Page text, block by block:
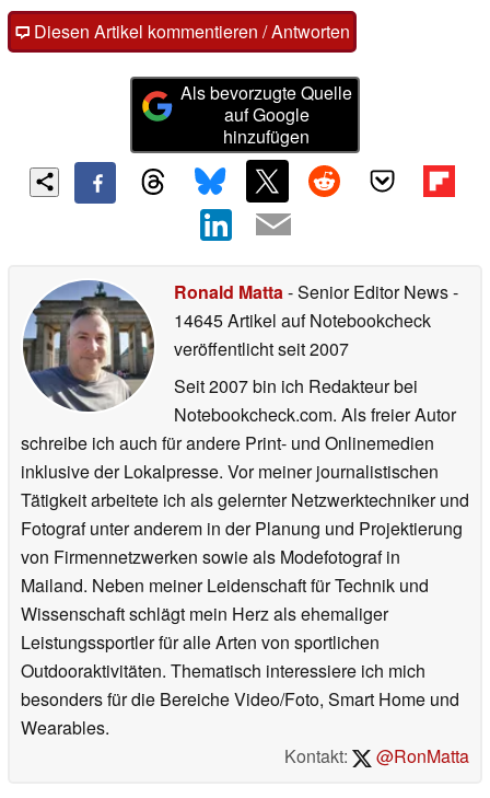
Diesen Artikel kommentieren / Antworten
Als bevorzugte Quelle
auf Google
hinzufügen
Ronald Matta- Senior Editor News-
14645 Artikel auf Notebookcheck
veröffentlichtseit 2007
Seit 2007 bin ich Redakteur bei
Notebookcheck.com. Als freier Autor
schreibe ich auch für andere Print- und Onlinemedien
inklusive der Lokalpresse. Vor meiner journalistischen
Tätigkeit arbeitete ich als gelernter Netzwerktechniker und
Fotograf unter anderem in der Planung und Projektierung
von Firmennetzwerken sowie als Modefotograf in
Mailand. Neben meiner Leidenschaft für Technik und
Wissenschaft schlägt mein Herz als ehemaliger
Leistungssportler für alle Arten von sportlichen
Outdooraktivitäten. Thematisch interessiere ich mich
besonders für die Bereiche Video/Foto, Smart Home und
Wearables.
Kontakt:
@RonMatta